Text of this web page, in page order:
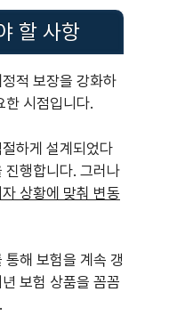
할 사항
적 보장을 강화하
한 시점입니다.
하게 설계되었다
진행합니다. 그러나
상황에 맞춰 변동
통해 보험을 계속 갱
보험 상품을 꼼꼼